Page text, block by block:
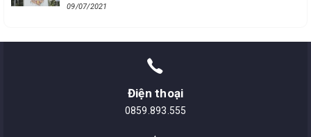
09/07/2021
Điện thoại
0859.893.555